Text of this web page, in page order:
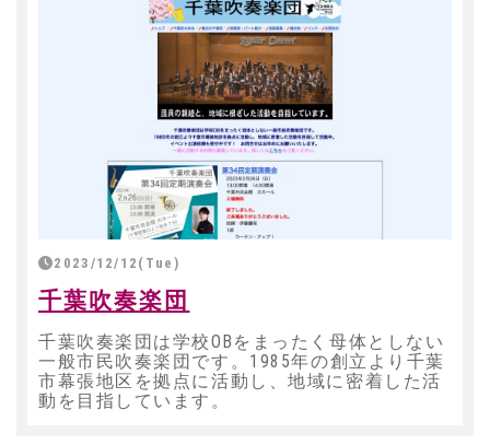
2023/12/12(Tue)
千葉吹奏楽団
千葉吹奏楽団は学校OBをまったく母体としない
一般市民吹奏楽団です。1985年の創立より千葉
市幕張地区を拠点に活動し、地域に密着した活
動を目指しています。